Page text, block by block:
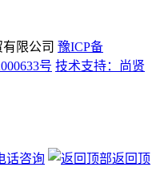
限公司 豫ICP备
号 技术支持：尚贤
话咨询
返回顶